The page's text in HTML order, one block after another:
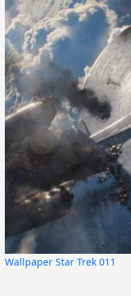
Wallpaper Star Trek 011